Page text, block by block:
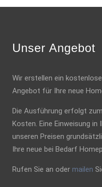
Unser Angebot
Wir erstellen ein
Angebot für Ihre neue
Die Ausführung erfolgt
Kosten. Eine Einweisung in
unseren Preisen
Ihre neue bei Bedarf
Rufen Sie an oder mailen